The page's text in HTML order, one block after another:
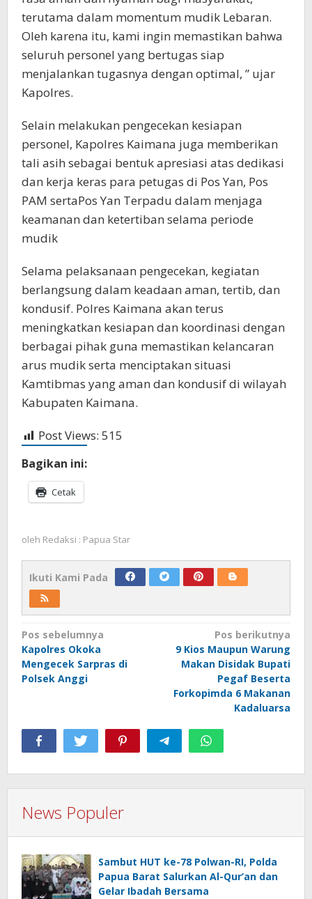
terutama dalam momentum mudik Lebaran.
Oleh karena itu, kami ingin memastikan bahwa
seluruh personel yang bertugas siap
menjalankan tugasnya dengan optimal, ” ujar
Kapolres.
Selain melakukan pengecekan kesiapan
personel, Kapolres Kaimana juga memberikan
tali asih sebagai bentuk apresiasi atas dedikasi
dan kerja keras para petugas di Pos Yan, Pos
PAM sertaPos Yan Terpadu dalam menjaga
keamanan dan ketertiban selama periode
mudik
Selama pelaksanaan pengecekan, kegiatan
berlangsung dalam keadaan aman, tertib, dan
kondusif. Polres Kaimana akan terus
meningkatkan kesiapan dan koordinasi dengan
berbagai pihak guna memastikan kelancaran
arus mudik serta menciptakan situasi
Kamtibmas yang aman dan kondusif di wilayah
Kabupaten Kaimana.
Post Views: 515
Bagikan ini:
Cetak
oleh Redaksi : Papua Star
Ikuti Kami Pada
Navigasi
pos
Pos sebelumnya
Kapolres Okoka
Mengecek Sarpras di
Polsek Anggi
Pos berikutnya
9 Kios Maupun Warung
Makan Disidak Bupati
Pegaf Beserta
Forkopimda 6 Makanan
Kadaluarsa
News Populer
Sambut HUT ke-78 Polwan-RI, Polda
Papua Barat Salurkan Al-Qur’an dan
Gelar Ibadah Bersama